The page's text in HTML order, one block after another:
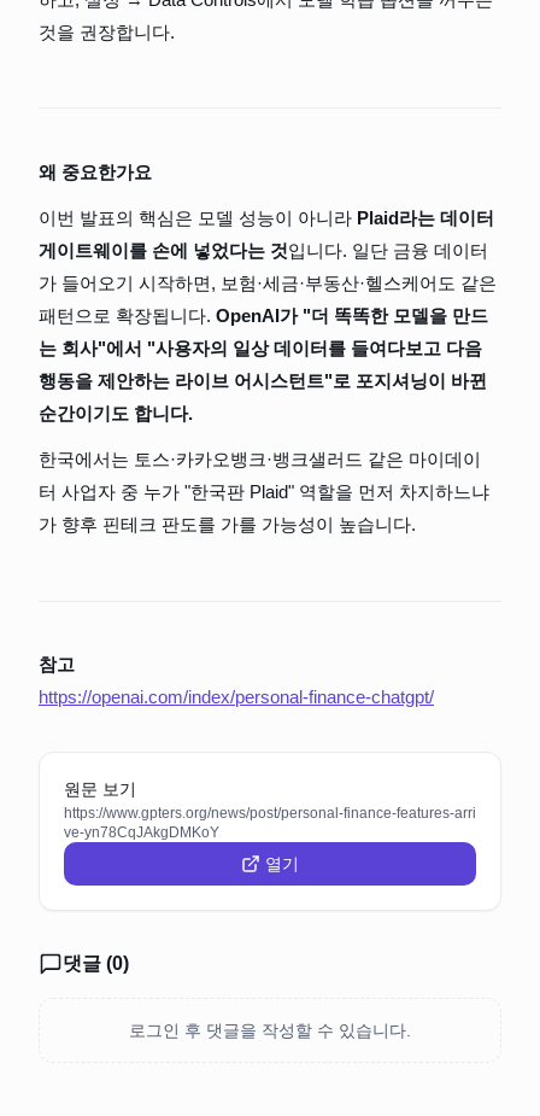
것을 권장합니다.
왜 중요한가요
이번 발표의 핵심은 모델 성능이 아니라 Plaid라는 데이터
게이트웨이를 손에 넣었다는 것입니다. 일단 금융 데이터
가 들어오기 시작하면, 보험·세금·부동산·헬스케어도 같은
패턴으로 확장됩니다. OpenAI가 "더 똑똑한 모델을 만드
는 회사"에서 "사용자의 일상 데이터를 들여다보고 다음
행동을 제안하는 라이브 어시스턴트"로 포지셔닝이 바뀐
순간이기도 합니다.
한국에서는 토스·카카오뱅크·뱅크샐러드 같은 마이데이
터 사업자 중 누가 "한국판 Plaid" 역할을 먼저 차지하느냐
가 향후 핀테크 판도를 가를 가능성이 높습니다.
참고
https://openai.com/index/personal-finance-chatgpt/
원문 보기
https://www.gpters.org/news/post/personal-finance-features-arri
ve-yn78CqJAkgDMKoY
열기
댓글 (0)
로그인 후 댓글을 작성할 수 있습니다.